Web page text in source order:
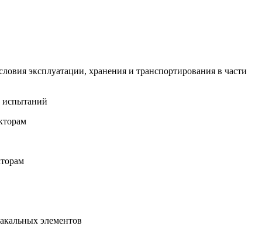
эксплуатации, хранения и транспортирования в части
испытаний
элементов